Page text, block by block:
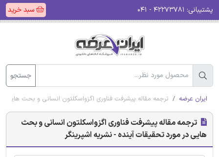
پشتیبانی: سبد خرید
جستجو
ایران عرضه ترجمه مقاله پیشرفت فناوری اگزواسکلتون انسانی و بحث هایی
ترجمه مقاله پیشرفت فناوری اگزواسکلتون انسانی و بحث
هایی در مورد تحقیقات آینده - نشریه اشپرینگر